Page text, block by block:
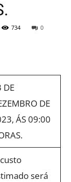
734 0
DE
DE
ÁS 09:00
será